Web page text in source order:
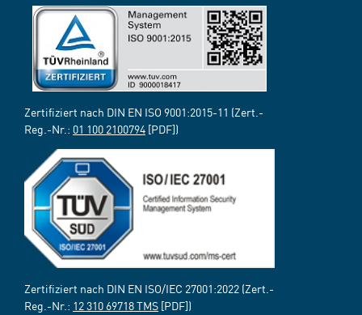
Zertifiziert nach DIN EN ISO 9001:2015-11 (Zert.-
Reg.-Nr.: 01 100 2100794 [PDF])
Zertifiziert nach DIN EN ISO/IEC 27001:2022 (Zert.-
Reg.-Nr.: 12 310 69718 TMS [PDF])